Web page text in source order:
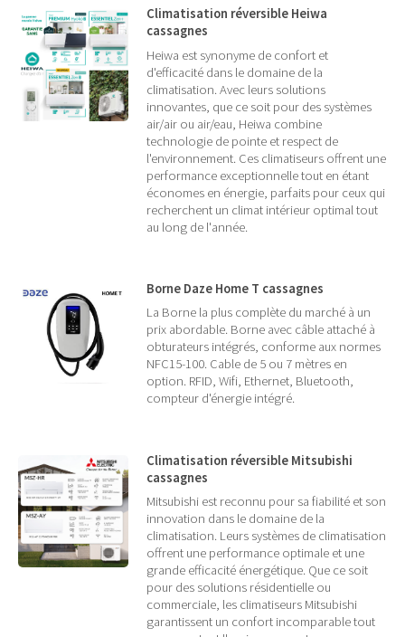
Climatisation réversible Heiwa
cassagnes
Heiwa est synonyme de confort et
d'efficacité dans le domaine de la
climatisation. Avec leurs solutions
innovantes, que ce soit pour des systèmes
air/air ou air/eau, Heiwa combine
technologie de pointe et respect de
l'environnement. Ces climatiseurs offrent une
performance exceptionnelle tout en étant
économes en énergie, parfaits pour ceux qui
recherchent un climat intérieur optimal tout
au long de l'année.
Borne Daze Home T cassagnes
La Borne la plus complète du marché à un
prix abordable. Borne avec câble attaché à
obturateurs intégrés, conforme aux normes
NFC15-100. Cable de 5 ou 7 mètres en
option. RFID, Wifi, Ethernet, Bluetooth,
compteur d'énergie intégré.
Climatisation réversible Mitsubishi
cassagnes
Mitsubishi est reconnu pour sa fiabilité et son
innovation dans le domaine de la
climatisation. Leurs systèmes de climatisation
offrent une performance optimale et une
grande efficacité énergétique. Que ce soit
pour des solutions résidentielle ou
commerciale, les climatiseurs Mitsubishi
garantissent un confort incomparable tout